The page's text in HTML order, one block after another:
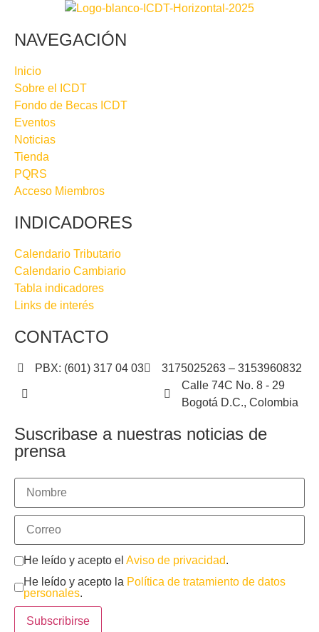
NAVEGACIÓN
Inicio
Sobre el ICDT
Fondo de Becas ICDT
Eventos
Noticias
Tienda
PQRS
Acceso Miembros
INDICADORES
Calendario Tributario
Calendario Cambiario
Tabla indicadores
Links de interés
CONTACTO
PBX: (601) 317 04 03 3175025263 – 3153960832
Calle 74C No. 8 - 29
Bogotá D.C., Colombia
Suscribase a nuestras noticias de
prensa
He leído y acepto el Aviso de privacidad.
He leído y acepto la Política de tratamiento de datos
personales.
Subscribirse